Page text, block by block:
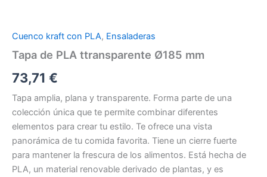
Cuenco kraft con PLA, Ensaladeras
Tapa de PLA ttransparente Ø185 mm
73,71 €
Tapa amplia, plana y transparente. Forma parte de una
colección única que te permite combinar diferentes
elementos para crear tu estilo. Te ofrece una vista
panorámica de tu comida favorita. Tiene un cierre fuerte
para mantener la frescura de los alimentos. Está hecha de
PLA, un material renovable derivado de plantas, y es